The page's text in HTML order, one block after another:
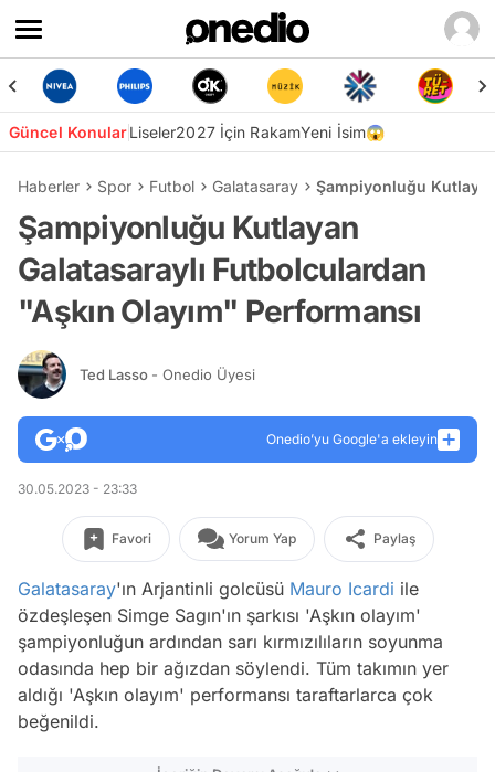
Güncel KonularLiseler2027 İçin RakamYeni İsim😱
Haberler Spor Futbol Galatasaray Şampiyonluğu
Şampiyonluğu Kutlayan
Galatasaraylı Futbolculardan
"Aşkın Olayım" Performansı
Ted Lasso - Onedio Üyesi
Onedio’yu Google'a ekleyin
30.05.2023 - 23:33
Favori Yorum Yap Paylaş
Galatasaray'ın Arjantinli golcüsü Mauro Icardi ile
özdeşleşen Simge Sagın'ın şarkısı 'Aşkın olayım'
şampiyonluğun ardından sarı kırmızılıların soyunma
odasında hep bir ağızdan söylendi. Tüm takımın yer
aldığı 'Aşkın olayım' performansı taraftarlarca çok
beğenildi.